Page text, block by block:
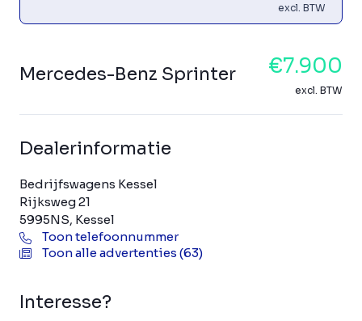
excl. BTW
Mercedes-Benz Sprinter €7.900
excl. BTW
Dealerinformatie
Bedrijfswagens Kessel
Rijksweg 21
5995NS, Kessel
Toon telefoonnummer
Toon alle advertenties (63)
Interesse?